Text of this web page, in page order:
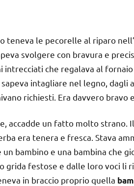
teneva le pecorelle al riparo
svolgere con bravura e
intrecciati che regalava al
intagliare nel legno, dagli
richiesti. Era davvero bravo
accadde un fatto molto
era tenera e fresca. Stava
bambino e una bambina che
grida festose e dalle loro voci li
in braccio proprio quella